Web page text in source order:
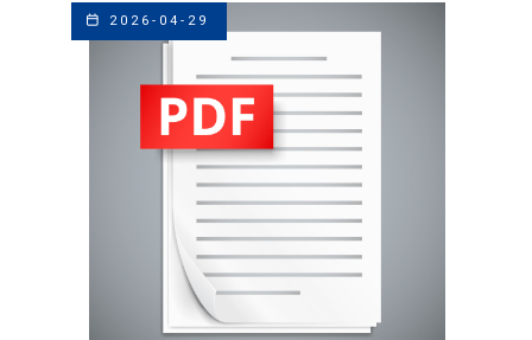
2026-04-29